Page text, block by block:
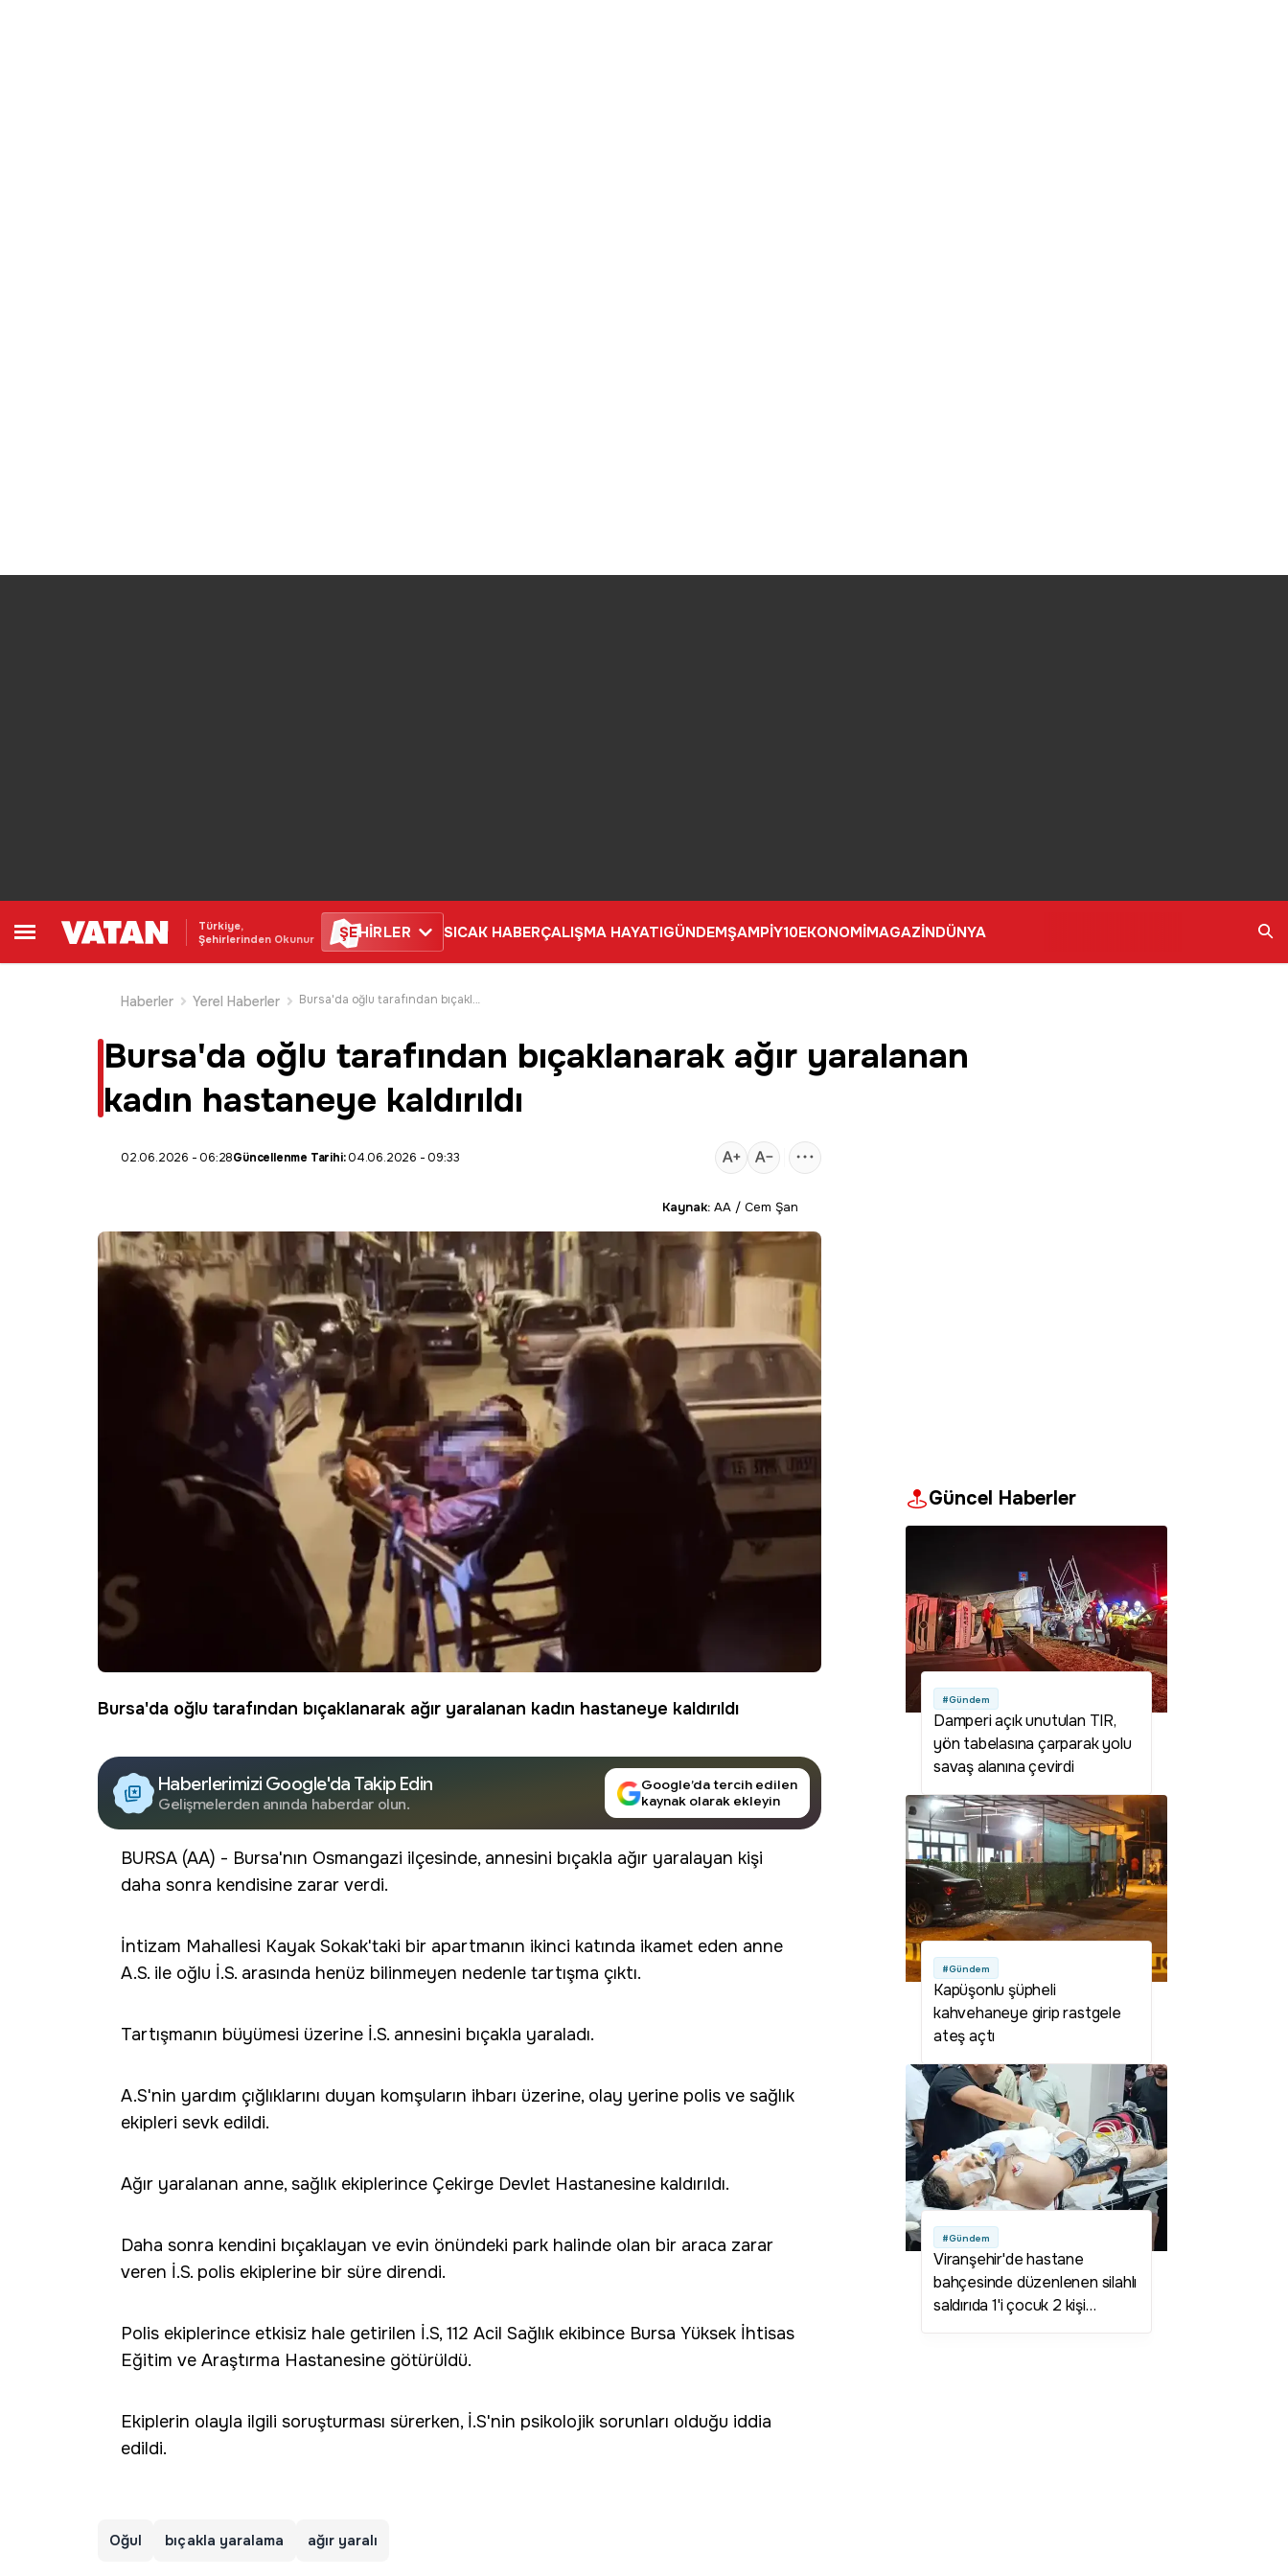
Türkiye,
Şehirlerinden Okunur
ŞEHİRLER SICAK HABERÇALIŞMA HAYATIGÜNDEMŞAMPİY10EKONOMİMAGAZİNDÜNYA
Haberler
Yerel Haberler Bursa'da oğlu tarafından bıçaklanarak ağır yaralanan kadın hastaneye kaldırıldı
Bursa'da oğlu tarafından bıçaklanarak ağır yaralanan
kadın hastaneye kaldırıldı
02.06.2026 - 06:28Güncellenme Tarihi:04.06.2026 - 09:33
Kaynak: AA / Cem Şan
Bursa'da oğlu tarafından bıçaklanarak ağır yaralanan kadın hastaneye kaldırıldı
Haberlerimizi Google'da Takip Edin
Gelişmelerden anında haberdar olun.
Google’da tercih edilen
kaynak olarak ekleyin
BURSA (AA) - Bursa'nın Osmangazi ilçesinde, annesini bıçakla ağır yaralayan kişi
daha sonra kendisine zarar verdi.
İntizam Mahallesi Kayak Sokak'taki bir apartmanın ikinci katında ikamet eden anne
A.S. ile oğlu İ.S. arasında henüz bilinmeyen nedenle tartışma çıktı.
Tartışmanın büyümesi üzerine İ.S. annesini bıçakla yaraladı.
A.S'nin yardım çığlıklarını duyan komşuların ihbarı üzerine, olay yerine polis ve sağlık
ekipleri sevk edildi.
Ağır yaralanan anne, sağlık ekiplerince Çekirge Devlet Hastanesine kaldırıldı.
Daha sonra kendini bıçaklayan ve evin önündeki park halinde olan bir araca zarar
veren İ.S. polis ekiplerine bir süre direndi.
Polis ekiplerince etkisiz hale getirilen İ.S, 112 Acil Sağlık ekibince Bursa Yüksek İhtisas
Eğitim ve Araştırma Hastanesine götürüldü.
Ekiplerin olayla ilgili soruşturması sürerken, İ.S'nin psikolojik sorunları olduğu iddia
edildi.
Oğul bıçakla yaralama ağır yaralı
Güncel Haberler
#Gündem
Damperi açık unutulan TIR,
yön tabelasına çarparak yolu
savaş alanına çevirdi
#Gündem
Kapüşonlu şüpheli
kahvehaneye girip rastgele
ateş açtı
#Gündem
Viranşehir'de hastane
bahçesinde düzenlenen silahlı
saldırıda 1'i çocuk 2 kişi